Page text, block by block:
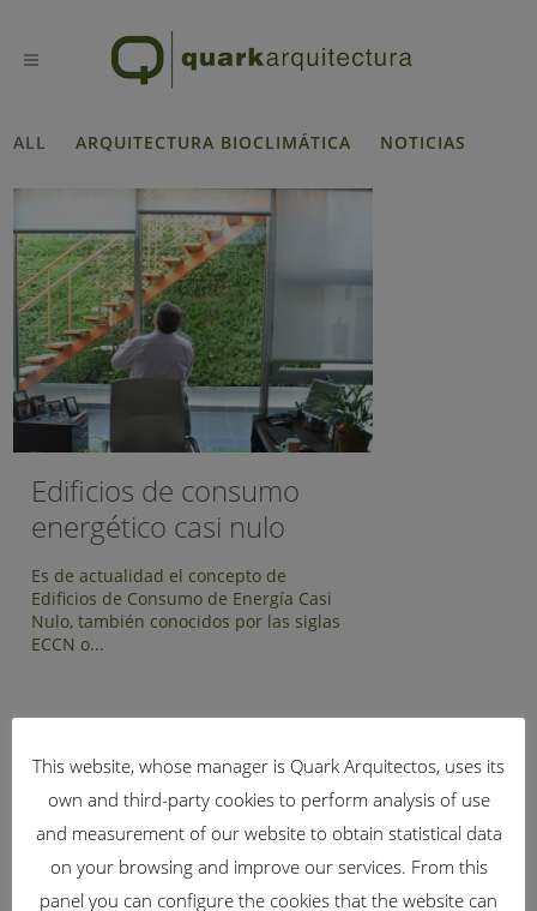
ALL ARQUITECTURA BIOCLIMÁTICA NOTICIAS
Edificios de consumo
energético casi nulo
Es de actualidad el concepto de
Edificios de Consumo de Energía Casi
Nulo, también conocidos por las siglas
ECCN o...
if (!isset($bridge_qode_blog_page_range)) {
$bridge_qode_blog_page_range = 0; // valor por defecto
20251002 }
BUSCAR
This website, whose manager is Quark Arquitectos, uses its
own and third-party cookies to perform analysis of use
and measurement of our website to obtain statistical data
on your browsing and improve our services. From this
panel you can configure the cookies that the website can